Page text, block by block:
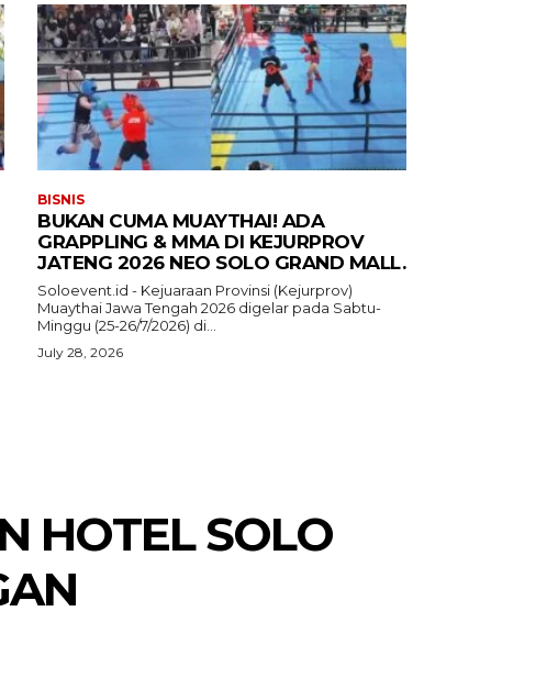
BISNIS
BUKAN CUMA MUAYTHAI! ADA
GRAPPLING & MMA DI KEJURPROV
JATENG 2026 NEO SOLO GRAND MALL.
Soloevent.id - Kejuaraan Provinsi (Kejurprov)
Muaythai Jawa Tengah 2026 digelar pada Sabtu-
Minggu (25-26/7/2026) di...
July 28, 2026